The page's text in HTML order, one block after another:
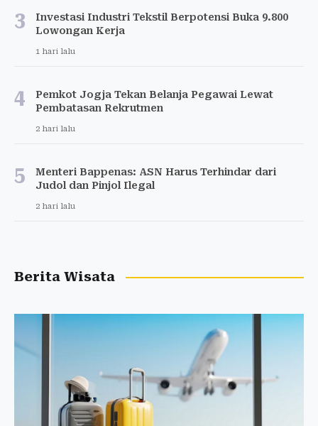
3
Investasi Industri Tekstil Berpotensi Buka 9.800
Lowongan Kerja
1 hari lalu
4
Pemkot Jogja Tekan Belanja Pegawai Lewat
Pembatasan Rekrutmen
2 hari lalu
5
Menteri Bappenas: ASN Harus Terhindar dari
Judol dan Pinjol Ilegal
2 hari lalu
Berita Wisata